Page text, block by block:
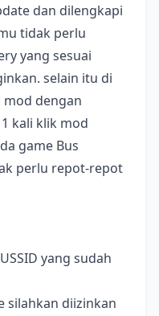
dan dilengkapi
tidak perlu
yang sesuai
selain itu di
mod dengan
kali klik mod
game Bus
perlu repot-repot
yang sudah
silahkan diizinkan